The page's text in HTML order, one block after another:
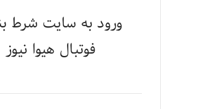
ورود به سایت شرط
فوتبال هیوا نیوز